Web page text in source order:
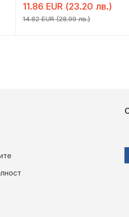
11.86 EUR (23.20 лв.)
14.82 EUR (28.99 лв.)